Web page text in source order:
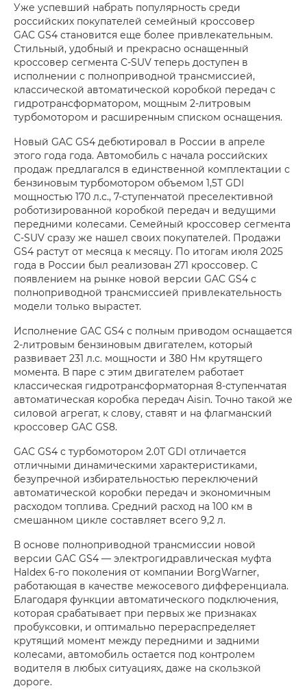
Уже успевший набрать популярность среди
российских покупателей семейный кроссовер
GAC GS4 становится еще более привлекательным.
Стильный, удобный и прекрасно оснащенный
кроссовер сегмента C-SUV теперь доступен в
исполнении с полноприводной трансмиссией,
классической автоматической коробкой передач с
гидротрансформатором, мощным 2-литровым
турбомотором и расширенным списком оснащения.
Новый GAC GS4 дебютировал в России в апреле
этого года года. Автомобиль с начала российских
продаж предлагался в единственной комплектации с
бензиновым турбомотором объемом 1,5T GDI
мощностью 170 л.с., 7-ступенчатой преселективной
роботизированной коробкой передач и ведущими
передними колесами. Семейный кроссовер сегмента
С-SUV сразу же нашел своих покупателей. Продажи
GS4 растут от месяца к месяцу. По итогам июля 2025
года в России был реализован 271 кроссовер. С
появлением на рынке новой версии GAC GS4 с
полноприводной трансмиссией привлекательность
модели только вырастет.
Исполнение GAC GS4 с полным приводом оснащается
2-литровым бензиновым двигателем, который
развивает 231 л.с. мощности и 380 Нм крутящего
момента. В паре с этим двигателем работает
классическая гидротрансформаторная 8-ступенчатая
автоматическая коробка передач Aisin. Точно такой же
силовой агрегат, к слову, ставят и на флагманский
кроссовер GAC GS8.
GAC GS4 с турбомотором 2.0T GDI отличается
отличными динамическими характеристиками,
безупречной избирательностью переключений
автоматической коробки передач и экономичным
расходом топлива. Средний расход на 100 км в
смешанном цикле составляет всего 9,2 л.
В основе полноприводной трансмиссии новой
версии GAC GS4 — электрогидравлическая муфта
Haldex 6-го поколения от компании BorgWarner,
работающая в качестве межосевого дифференциала.
Благодаря функции автоматического подключения,
которая срабатывает при первых же признаках
пробуксовки, и оптимально перераспределяет
крутящий момент между передними и задними
колесами, автомобиль остается под контролем
водителя в любых ситуациях, даже на скользкой
дороге.